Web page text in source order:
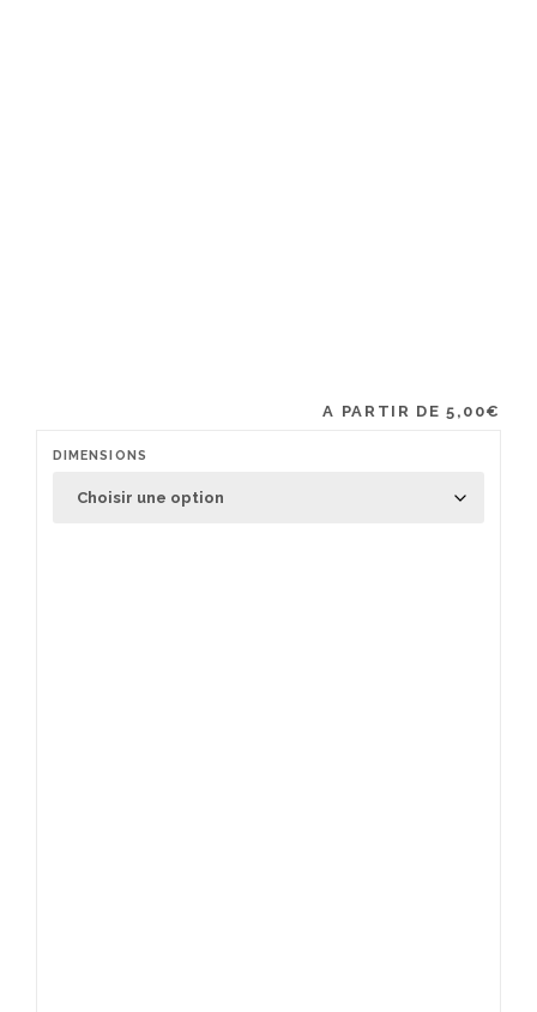
A PARTIR DE 5,00€
DIMENSIONS